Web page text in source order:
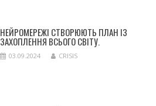
НЕЙРОМЕРЕЖІ СТВОРЮЮТЬ ПЛАН ІЗ
ЗАХОПЛЕННЯ ВСЬОГО СВІТУ.
03.09.2024 CRISIS